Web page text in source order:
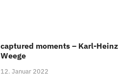
captured moments – Karl-Heinz
Weege
12. Januar 2022